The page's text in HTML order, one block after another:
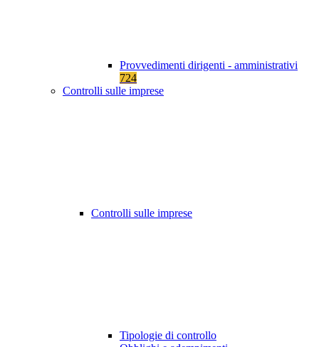
Provvedimenti dirigenti - amministrativi
724
Controlli sulle imprese
Controlli sulle imprese
Tipologie di controllo